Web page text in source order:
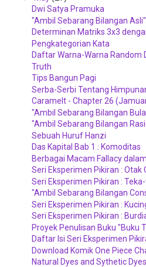
Dwi Satya Pramuka
"Ambil Sebarang Bilangan
Determinan Matriks 3x3
Pengkategorian Kata
Daftar Warna-Warna Random
Truth
Tips Bangun Pagi
Serba-Serbi Tentang
Caramelt - Chapter 26
"Ambil Sebarang Bilangan
"Ambil Sebarang Bilangan
Sebuah Huruf Hanzi
Das Kapital Bab 1 : Komoditas
Berbagai Macam Fallacy
Seri Eksperimen Pikiran : Otak
Seri Eksperimen Pikiran :
"Ambil Sebarang Bilangan
Seri Eksperimen Pikiran :
Seri Eksperimen Pikiran :
Proyek Penulisan Buku "Buku
Daftar Isi Seri Eksperimen
Download Komik One Piece
Natural Dyes and Sythetic Dyes